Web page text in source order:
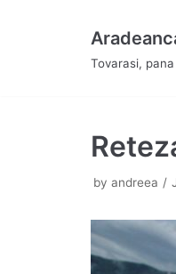
Tovarasi,
by andreea